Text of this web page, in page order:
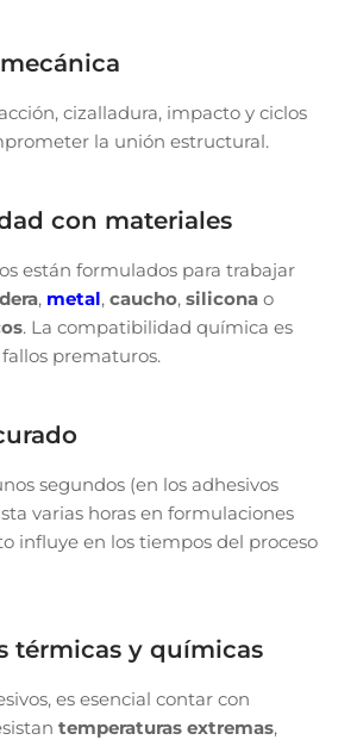
cizalladura, impacto y ciclos
la unión estructural.
con materiales
están formulados para trabajar
, metal, caucho, silicona o
. La compatibilidad química es
prematuros.
segundos (en los adhesivos
varias horas en formulaciones
influye en los tiempos del proceso
térmicas y químicas
es esencial contar con
temperaturas extremas,